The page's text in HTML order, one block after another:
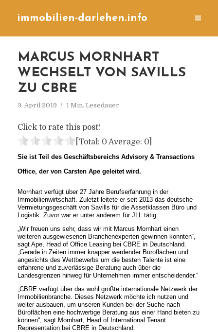
immobilien-darlehen.info
MARCUS MORNHART
WECHSELT VON SAVILLS
ZU CBRE
3. April 2019 1 Min. Lesedauer
Click to rate this post!
[Total: 0 Average: 0]
Sie ist Teil des Geschäftsbereichs Advisory & Transactions
Office, der von Carsten Ape geleitet wird.
Mornhart verfügt über 27 Jahre Berufserfahrung in der
Immobilienwirtschaft. Zuletzt leitete er seit 2013 das deutsche
Vermietungsgeschäft von Savills für die Assetklassen Büro und
Logistik. Zuvor war er unter anderem für JLL tätig.
„Wir freuen uns sehr, dass wir mit Marcus Mornhart einen
weiteren ausgewiesenen Branchenexperten gewinnen konnten“,
sagt Ape, Head of Office Leasing bei CBRE in Deutschland.
„Gerade in Zeiten immer knapper werdender Büroflächen und
angesichts des Wettbewerbs um die besten Talente ist eine
erfahrene und zuverlässige Beratung auch über die
Landesgrenzen hinweg für Unternehmen immer entscheidender.“
„CBRE verfügt über das wohl größte internationale Netzwerk der
Immobilienbranche. Dieses Netzwerk möchte ich nutzen und
weiter ausbauen, um unseren Kunden bei der Suche nach
Büroflächen eine hochwertige Beratung aus einer Hand bieten zu
können“, sagt Mornhart, Head of International Tenant
Representation bei CBRE in Deutschland.